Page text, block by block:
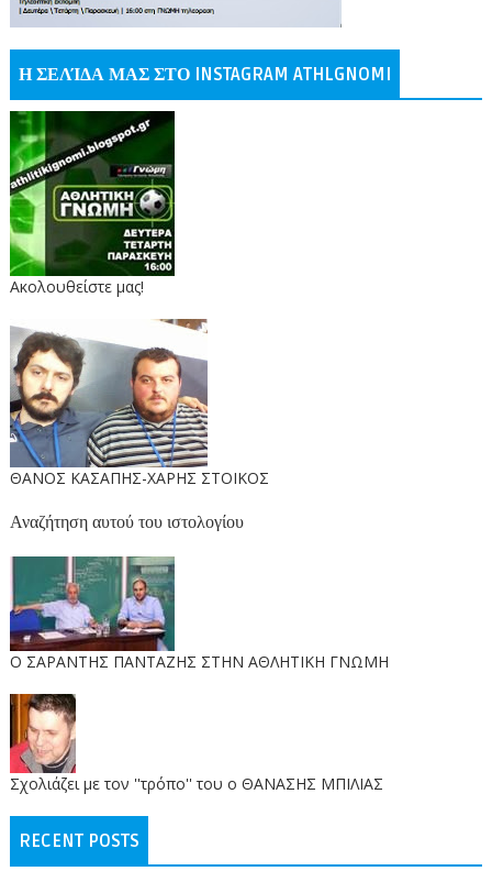
Η ΣΕΛΊΔΑ ΜΑΣ ΣΤΟ INSTAGRAM ATHLGNOMI
Ακολουθείστε μας!
ΘΑΝΟΣ ΚΑΣΑΠΗΣ-ΧΑΡΗΣ ΣΤΟΙΚΟΣ
Αναζήτηση αυτού του ιστολογίου
O ΣΑΡΑΝΤΗΣ ΠΑΝΤΑΖΗΣ ΣΤΗΝ ΑΘΛΗΤΙΚΗ ΓΝΩΜΗ
Σχολιάζει με τον ''τρόπο'' του ο ΘΑΝΑΣΗΣ ΜΠΙΛΙΑΣ
RECENT POSTS